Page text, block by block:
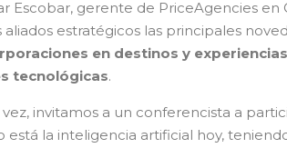
Escobar, gerente de PriceAgencies
aliados estratégicos las principales
en destinos y
tecnológicas.
invitamos a un conferencista a
está la inteligencia artificial hoy,